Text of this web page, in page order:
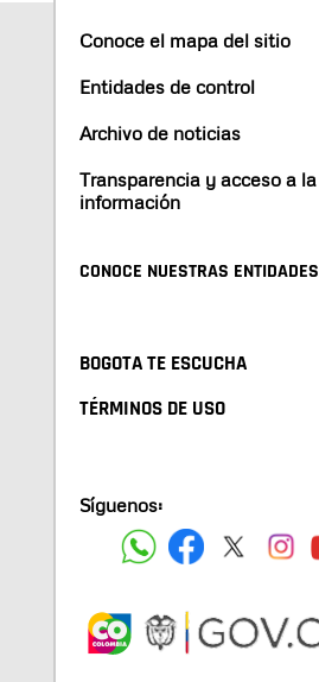
Conoce el mapa del sitio
Entidades de control
Archivo de noticias
Transparencia y acceso a la
información
CONOCE NUESTRAS ENTIDADES
BOGOTA TE ESCUCHA
TÉRMINOS DE USO
Síguenos: